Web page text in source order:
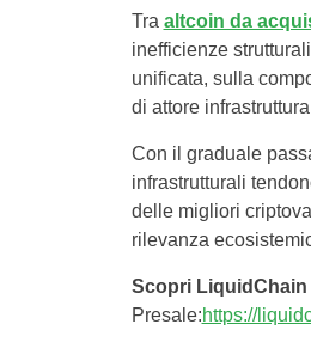
Tra altcoin da
inefficienze
unificata, sulla
di attore
Con il graduale
infrastrutturali
delle migliori
rilevanza
Scopri
Presale:https://